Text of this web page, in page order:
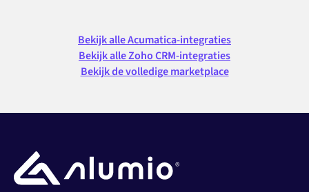
Bekijk alle Acumatica-integraties
Bekijk alle Zoho CRM-integraties
Bekijk de volledige marketplace